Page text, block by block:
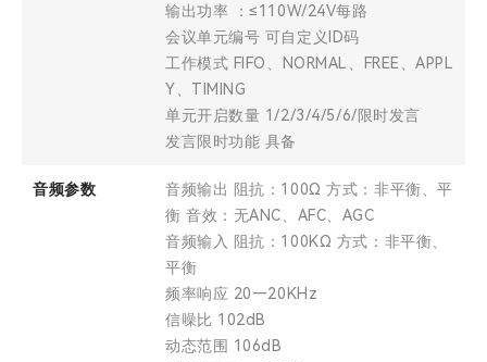
输出功率 ：≤110W/24V每路
会议单元编号 可自定义ID码
工作模式 FIFO、NORMAL、FREE、APPL
Y、TIMING
单元开启数量 1/2/3/4/5/6/限时发言
发言限时功能 具备
音频参数
音频输出 阻抗：100Ω 方式：非平衡、平
衡 音效：无ANC、AFC、AGC
音频输入 阻抗：100KΩ 方式：非平衡、
平衡
频率响应 20—20KHz
信噪比 102dB
动态范围 106dB